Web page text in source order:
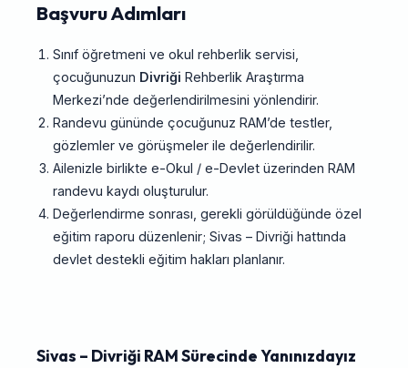
Başvuru Adımları
Sınıf öğretmeni ve okul rehberlik servisi,
çocuğunuzun Divriği Rehberlik Araştırma
Merkezi’nde değerlendirilmesini yönlendirir.
Randevu gününde çocuğunuz RAM’de testler,
gözlemler ve görüşmeler ile değerlendirilir.
Ailenizle birlikte e-Okul / e-Devlet üzerinden RAM
randevu kaydı oluşturulur.
Değerlendirme sonrası, gerekli görüldüğünde özel
eğitim raporu düzenlenir; Sivas – Divriği hattında
devlet destekli eğitim hakları planlanır.
Sivas – Divriği RAM Sürecinde Yanınızdayız